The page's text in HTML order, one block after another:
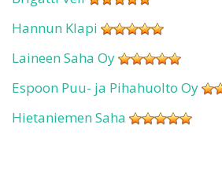
Hannun Klapi
Laineen Saha Oy
Espoon Puu- ja Pihahuolto Oy
Hietaniemen Saha